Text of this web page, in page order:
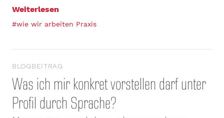
Weiterlesen
#wie wir arbeiten Praxis
BLOGBEITRAG
Was ich mir konkret vorstellen darf unter
Profil durch Sprache?